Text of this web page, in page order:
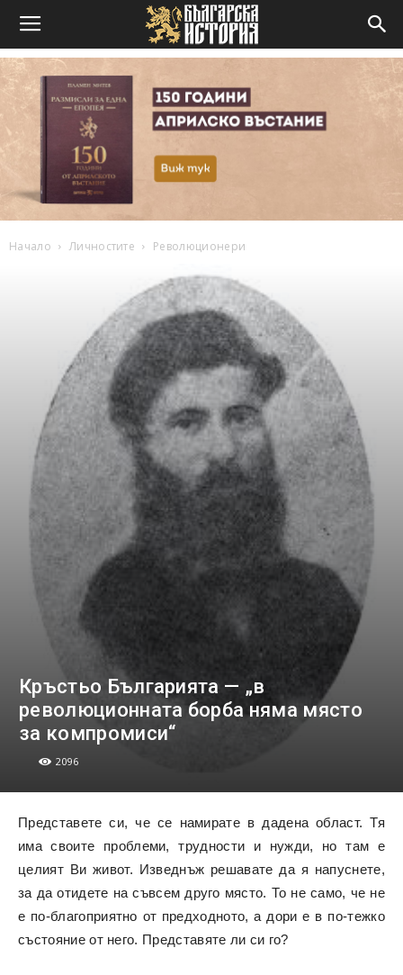
Начало Личностите Революционери
Кръстьо Българията — „в
революционната борба няма място
за компромиси“
2096
Представете си, че се намирате в дадена област. Тя
има своите проблеми, трудности и нужди, но там е
целият Ви живот. Изведнъж решавате да я напуснете,
за да отидете на съвсем друго място. То не само, че не
е по-благоприятно от предходното, а дори е в по-тежко
състояние от него. Представяте ли си го?